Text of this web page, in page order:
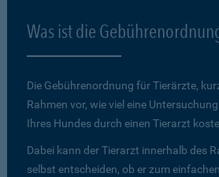
Was ist die
Die Gebührenordnung für Tierärzte,
Rahmen vor, wie viel eine
Ihres Hundes durch einen Tierarzt
Dabei kann der Tierarzt innerhalb des
selbst entscheiden, ob er zum